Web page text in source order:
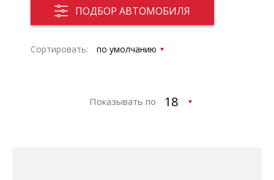
ПОДБОР АВТОМОБИЛЯ
Сортировать:
Показывать по